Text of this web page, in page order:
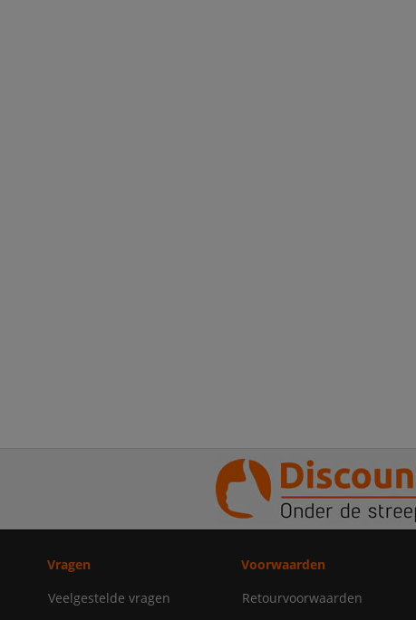
Vragen
Veelgestelde vragen
Voorwaarden
Retourvoorwaarden